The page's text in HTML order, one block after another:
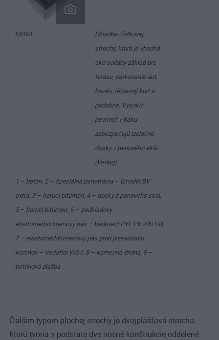
64494
Skladba úžitkovej
strechy, ktorá je vhodná
ako solídny základ pre
terasu, parkovanie áut,
bazén, tenisový kurt a
podobne. Vysokú
pevnosť v tlaku
zabezpečujú izolačné
dosky z penového skla.
(Vedag)
1 – betón, 2 – špeciálna penetrácia – Emaillit BV
extra, 3 – horúci bitúmen, 4 – dosky z penového skla,
5 – horúci bitúmen, 6 – podkladový
elastomérbitúmenový pás – Vedatect PYE PV 200 DD,
7 – elastomérbitúmenový pás proti prerastaniu
koreňov – Vedaflor WS-I, 8 – kamenná drvina, 9 –
betónová dlažba
Ďalším typom plochej strechy je dvojplášťová strecha,
ktorú tvoria v podstate dve nosné konštrukcie oddelené